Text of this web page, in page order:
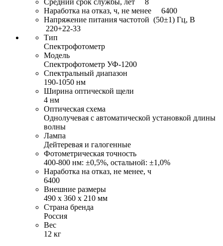
Средний срок службы, лет 8
Наработка на отказ, ч, не менее 6400
Напряжение питания частотой (50±1) Гц, В
220+22-33
Тип
Спектрофотометр
Модель
Спектрофотометр УФ-1200
Спектральный диапазон
190-1050 нм
Ширина оптической щели
4 нм
Оптическая схема
Однолучевая с автоматической установкой длины
волны
Лампа
Дейтеревая и галогенные
Фотометрическая точность
400-800 нм: ±0,5%, остальной: ±1,0%
Наработка на отказ, не менее, ч
6400
Внешние размеры
490 х 360 х 210 мм
Страна бренда
Россия
Вес
12 кг